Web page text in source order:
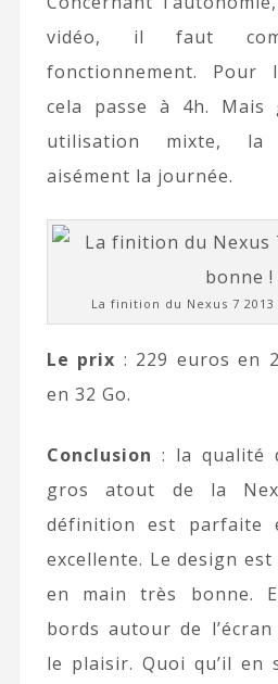
vidéo, il faut
fonctionnement. Pour
cela passe à 4h. Mais
utilisation mixte,
aisément la journée.
La finition du Nexus 7
Le prix : 229 euros en
en 32 Go.
Conclusion : la qualité
gros atout de la
définition est parfaite
excellente. Le design
en main très bonne.
bords autour de
le plaisir. Quoi qu’il en